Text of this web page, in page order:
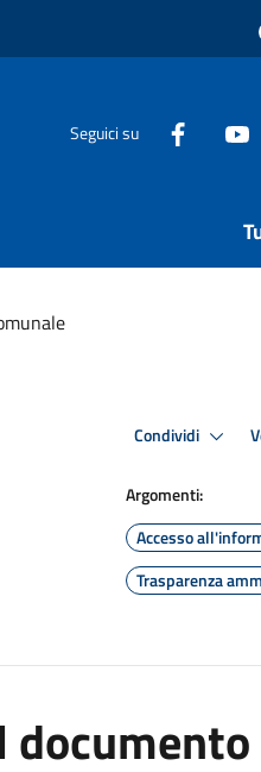
Seguici su
Condividi
Argomenti:
Accesso
Trasparenza
documento